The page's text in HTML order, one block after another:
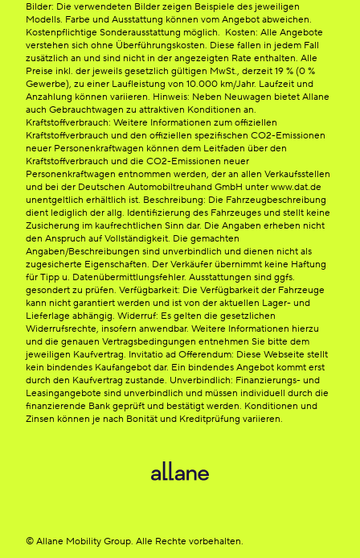
Bilder: Die verwendeten Bilder zeigen Beispiele des jeweiligen
Modells. Farbe und Ausstattung können vom Angebot abweichen.
Kostenpflichtige Sonderausstattung möglich. Kosten: Alle Angebote
verstehen sich ohne Überführungskosten. Diese fallen in jedem Fall
zusätzlich an und sind nicht in der angezeigten Rate enthalten. Alle
Preise inkl. der jeweils gesetzlich gültigen MwSt., derzeit 19 % (0 %
Gewerbe), zu einer Laufleistung von 10.000 km/Jahr. Laufzeit und
Anzahlung können variieren. Hinweis: Neben Neuwagen bietet Allane
auch Gebrauchtwagen zu attraktiven Konditionen an.
Kraftstoffverbrauch: Weitere Informationen zum offiziellen
Kraftstoffverbrauch und den offiziellen spezifischen CO2-Emissionen
neuer Personenkraftwagen können dem Leitfaden über den
Kraftstoffverbrauch und die CO2-Emissionen neuer
Personenkraftwagen entnommen werden, der an allen Verkaufsstellen
und bei der Deutschen Automobiltreuhand GmbH unter www.dat.de
unentgeltlich erhältlich ist. Beschreibung: Die Fahrzeugbeschreibung
dient lediglich der allg. Identifizierung des Fahrzeuges und stellt keine
Zusicherung im kaufrechtlichen Sinn dar. Die Angaben erheben nicht
den Anspruch auf Vollständigkeit. Die gemachten
Angaben/Beschreibungen sind unverbindlich und dienen nicht als
zugesicherte Eigenschaften. Der Verkäufer übernimmt keine Haftung
für Tipp u. Datenübermittlungsfehler. Ausstattungen sind ggfs.
gesondert zu prüfen. Verfügbarkeit: Die Verfügbarkeit der Fahrzeuge
kann nicht garantiert werden und ist von der aktuellen Lager- und
Lieferlage abhängig. Widerruf: Es gelten die gesetzlichen
Widerrufsrechte, insofern anwendbar. Weitere Informationen hierzu
und die genauen Vertragsbedingungen entnehmen Sie bitte dem
jeweiligen Kaufvertrag. Invitatio ad Offerendum: Diese Webseite stellt
kein bindendes Kaufangebot dar. Ein bindendes Angebot kommt erst
durch den Kaufvertrag zustande. Unverbindlich: Finanzierungs- und
Leasingangebote sind unverbindlich und müssen individuell durch die
finanzierende Bank geprüft und bestätigt werden. Konditionen und
Zinsen können je nach Bonität und Kreditprüfung variieren.
© Allane Mobility Group. Alle Rechte vorbehalten.